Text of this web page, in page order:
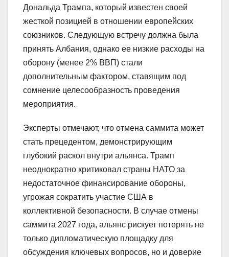
Дональда Трампа, который известен своей
жесткой позицией в отношении европейских
союзников. Следующую встречу должна была
принять Албания, однако ее низкие расходы на
оборону (менее 2% ВВП) стали
дополнительным фактором, ставящим под
сомнение целесообразность проведения
мероприятия.
Эксперты отмечают, что отмена саммита может
стать прецедентом, демонстрирующим
глубокий раскол внутри альянса. Трамп
неоднократно критиковал страны НАТО за
недостаточное финансирование обороны,
угрожая сократить участие США в
коллективной безопасности. В случае отмены
саммита 2027 года, альянс рискует потерять не
только дипломатическую площадку для
обсуждения ключевых вопросов, но и доверие